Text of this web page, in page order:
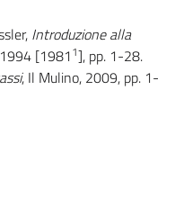
Introduzione alla
[1981 1], pp. 1-28.
, Il Mulino, 2009, pp. 1-